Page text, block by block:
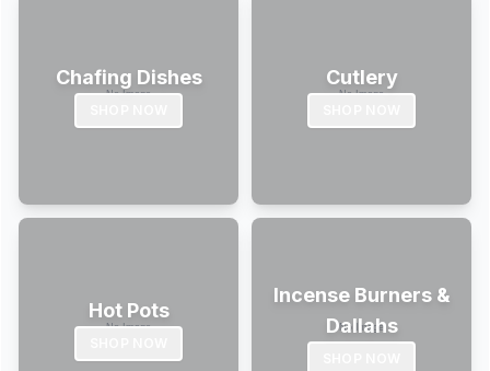
Chafing Dishes Cutlery
Hot Pots
Incense Burners &
Dallahs